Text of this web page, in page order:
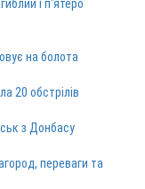
і п'ятеро
на болота
20 обстрілів
з Донбасу
переваги та